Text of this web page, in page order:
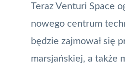
Teraz Venturi Space
nowego centrum
będzie zajmował się
marsjańskiej, a także